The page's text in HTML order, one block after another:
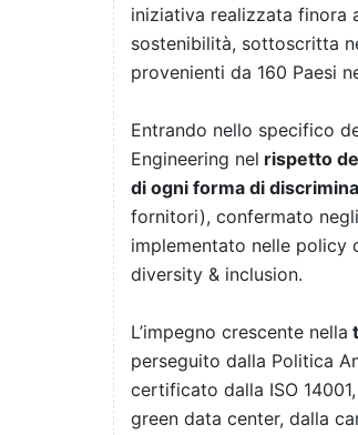
iniziativa realizzata finora
sostenibilità, sottoscritta
provenienti da 160 Paesi
Entrando nello specifico
Engineering nel rispetto
di ogni forma di
fornitori), confermato
implementato nelle policy
diversity & inclusion.
L’impegno crescente nella
perseguito dalla Politica
certificato dalla ISO
green data center, dalla